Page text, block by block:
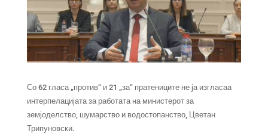
Со 62 гласа „против“ и 21 „за“ пратениците не ја изгласаа
интерпелацијата за работата на министерот за
земјоделство, шумарство и водостопанство, Цветан
Трипуновски.